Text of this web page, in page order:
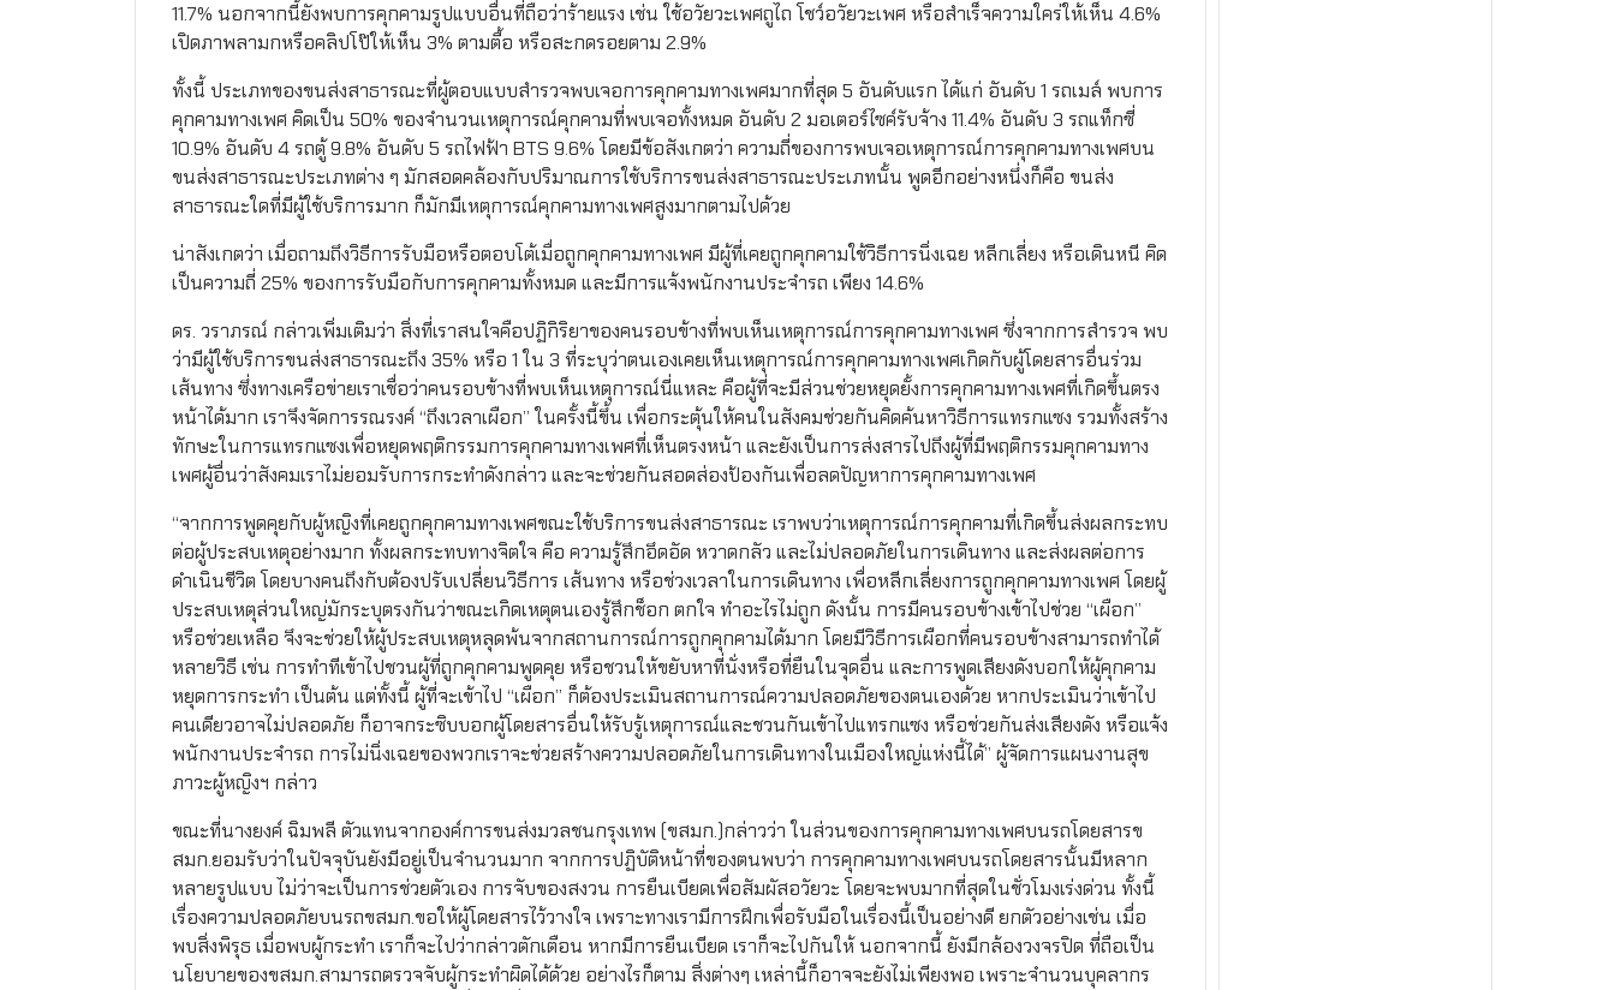
11.7% นอกจากนี้ยังพบการคุกคามรูปแบบอื่นที่ถือว่าร้ายแรง เช่น ใช้อวัยวะเพศถูไถ โชว์อวัยวะเพศ หรือสำเร็จความใคร่ให้เห็น 4.6%
เปิดภาพลามกหรือคลิปโป๊ให้เห็น 3% ตามตื้อ หรือสะกดรอยตาม 2.9%
ทั้งนี้ ประเภทของขนส่งสาธารณะที่ผู้ตอบแบบสำรวจพบเจอการคุกคามทางเพศมากที่สุด 5 อันดับแรก ได้แก่ อันดับ 1 รถเมล์ พบการ
คุกคามทางเพศ คิดเป็น 50% ของจำนวนเหตุการณ์คุกคามที่พบเจอทั้งหมด อันดับ 2 มอเตอร์ไซค์รับจ้าง 11.4% อันดับ 3 รถแท็กซี่
10.9% อันดับ 4 รถตู้ 9.8% อันดับ 5 รถไฟฟ้า BTS 9.6% โดยมีข้อสังเกตว่า ความถี่ของการพบเจอเหตุการณ์การคุกคามทางเพศบน
ขนส่งสาธารณะประเภทต่าง ๆ มักสอดคล้องกับปริมาณการใช้บริการขนส่งสาธารณะประเภทนั้น พูดอีกอย่างหนึ่งก็คือ ขนส่ง
สาธารณะใดที่มีผู้ใช้บริการมาก ก็มักมีเหตุการณ์คุกคามทางเพศสูงมากตามไปด้วย
น่าสังเกตว่า เมื่อถามถึงวิธีการรับมือหรือตอบโต้เมื่อถูกคุกคามทางเพศ มีผู้ที่เคยถูกคุกคามใช้วิธีการนิ่งเฉย หลีกเลี่ยง หรือเดินหนี คิด
เป็นความถี่ 25% ของการรับมือกับการคุกคามทั้งหมด และมีการแจ้งพนักงานประจำรถ เพียง 14.6%
ดร. วราภรณ์ กล่าวเพิ่มเติมว่า สิ่งที่เราสนใจคือปฏิกิริยาของคนรอบข้างที่พบเห็นเหตุการณ์การคุกคามทางเพศ ซึ่งจากการสำรวจ พบ
ว่ามีผู้ใช้บริการขนส่งสาธารณะถึง 35% หรือ 1 ใน 3 ที่ระบุว่าตนเองเคยเห็นเหตุการณ์การคุกคามทางเพศเกิดกับผู้โดยสารอื่นร่วม
เส้นทาง ซึ่งทางเครือข่ายเราเชื่อว่าคนรอบข้างที่พบเห็นเหตุการณ์นี่แหละ คือผู้ที่จะมีส่วนช่วยหยุดยั้งการคุกคามทางเพศที่เกิดขึ้นตรง
หน้าได้มาก เราจึงจัดการรณรงค์ “ถึงเวลาเผือก” ในครั้งนี้ขึ้น เพื่อกระตุ้นให้คนในสังคมช่วยกันคิดค้นหาวิธีการแทรกแซง รวมทั้งสร้าง
ทักษะในการแทรกแซงเพื่อหยุดพฤติกรรมการคุกคามทางเพศที่เห็นตรงหน้า และยังเป็นการส่งสารไปถึงผู้ที่มีพฤติกรรมคุกคามทาง
เพศผู้อื่นว่าสังคมเราไม่ยอมรับการกระทำดังกล่าว และจะช่วยกันสอดส่องป้องกันเพื่อลดปัญหาการคุกคามทางเพศ
“จากการพูดคุยกับผู้หญิงที่เคยถูกคุกคามทางเพศขณะใช้บริการขนส่งสาธารณะ เราพบว่าเหตุการณ์การคุกคามที่เกิดขึ้นส่งผลกระทบ
ต่อผู้ประสบเหตุอย่างมาก ทั้งผลกระทบทางจิตใจ คือ ความรู้สึกอึดอัด หวาดกลัว และไม่ปลอดภัยในการเดินทาง และส่งผลต่อการ
ดำเนินชีวิต โดยบางคนถึงกับต้องปรับเปลี่ยนวิธีการ เส้นทาง หรือช่วงเวลาในการเดินทาง เพื่อหลีกเลี่ยงการถูกคุกคามทางเพศ โดยผู้
ประสบเหตุส่วนใหญ่มักระบุตรงกันว่าขณะเกิดเหตุตนเองรู้สึกช็อก ตกใจ ทำอะไรไม่ถูก ดังนั้น การมีคนรอบข้างเข้าไปช่วย “เผือก”
หรือช่วยเหลือ จึงจะช่วยให้ผู้ประสบเหตุหลุดพ้นจากสถานการณ์การถูกคุกคามได้มาก โดยมีวิธีการเผือกที่คนรอบข้างสามารถทำได้
หลายวิธี เช่น การทำทีเข้าไปชวนผู้ที่ถูกคุกคามพูดคุย หรือชวนให้ขยับหาที่นั่งหรือที่ยืนในจุดอื่น และการพูดเสียงดังบอกให้ผู้คุกคาม
หยุดการกระทำ เป็นต้น แต่ทั้งนี้ ผู้ที่จะเข้าไป “เผือก” ก็ต้องประเมินสถานการณ์ความปลอดภัยของตนเองด้วย หากประเมินว่าเข้าไป
คนเดียวอาจไม่ปลอดภัย ก็อาจกระซิบบอกผู้โดยสารอื่นให้รับรู้เหตุการณ์และชวนกันเข้าไปแทรกแซง หรือช่วยกันส่งเสียงดัง หรือแจ้ง
พนักงานประจำรถ การไม่นิ่งเฉยของพวกเราจะช่วยสร้างความปลอดภัยในการเดินทางในเมืองใหญ่แห่งนี้ได้” ผู้จัดการแผนงานสุข
ภาวะผู้หญิงฯ กล่าว
ขณะที่นางยงค์ ฉิมพลี ตัวแทนจากองค์การขนส่งมวลชนกรุงเทพ (ขสมก.)กล่าวว่า ในส่วนของการคุกคามทางเพศบนรถโดยสารข
สมก.ยอมรับว่าในปัจจุบันยังมีอยู่เป็นจำนวนมาก จากการปฏิบัติหน้าที่ของตนพบว่า การคุกคามทางเพศบนรถโดยสารนั้นมีหลาก
หลายรูปแบบ ไม่ว่าจะเป็นการช่วยตัวเอง การจับของสงวน การยืนเบียดเพื่อสัมผัสอวัยวะ โดยจะพบมากที่สุดในชั่วโมงเร่งด่วน ทั้งนี้
เรื่องความปลอดภัยบนรถขสมก.ขอให้ผู้โดยสารไว้วางใจ เพราะทางเรามีการฝึกเพื่อรับมือในเรื่องนี้เป็นอย่างดี ยกตัวอย่างเช่น เมื่อ
พบสิ่งพิรุธ เมื่อพบผู้กระทำ เราก็จะไปว่ากล่าวตักเตือน หากมีการยืนเบียด เราก็จะไปกันให้ นอกจากนี้ ยังมีกล้องวงจรปิด ที่ถือเป็น
นโยบายของขสมก.สามารถตรวจจับผู้กระทำผิดได้ด้วย อย่างไรก็ตาม สิ่งต่างๆ เหล่านี้ก็อาจจะยังไม่เพียงพอ เพราะจำนวนบุคลากร